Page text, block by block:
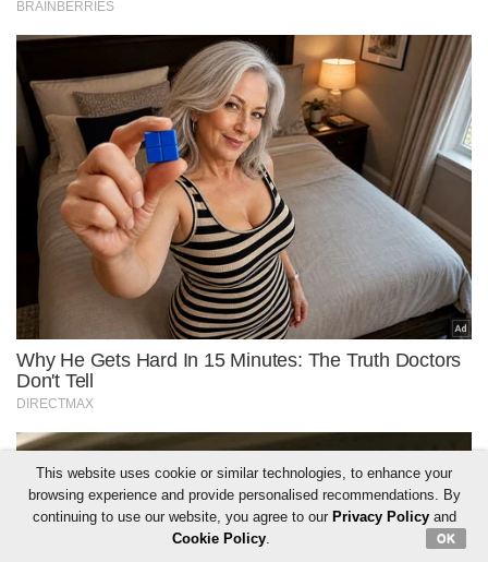
This website uses cookie or similar technologies, to enhance your
browsing experience and provide personalised recommendations. By
continuing to use our website, you agree to our Privacy Policyand
Cookie Policy. OK